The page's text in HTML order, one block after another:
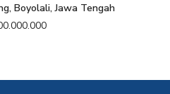
Boyolali, Jawa Tengah